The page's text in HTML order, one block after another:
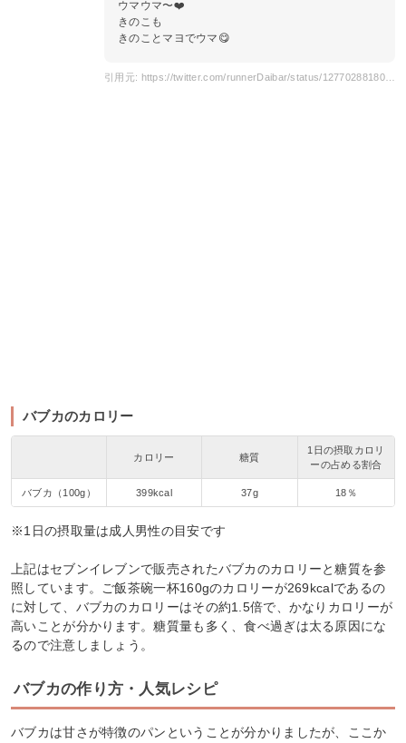
ウマウマ〜❤️
きのこも
きのことマヨでウマ😋
引用元: https://twitter.com/runnerDaibar/status/1277028818012631042?s=20
バブカのカロリー
カロリー 糖質
1日の摂取カロリ
ーの占める割合
バブカ（100g） 399kcal 37g 18％
※1日の摂取量は成人男性の目安です
上記はセブンイレブンで販売されたバブカのカロリーと糖質を参
照しています。ご飯茶碗一杯160gのカロリーが269kcalであるの
に対して、バブカのカロリーはその約1.5倍で、かなりカロリーが
高いことが分かります。糖質量も多く、食べ過ぎは太る原因にな
るので注意しましょう。
バブカの作り方・人気レシピ
バブカは甘さが特徴のパンということが分かりましたが、ここか